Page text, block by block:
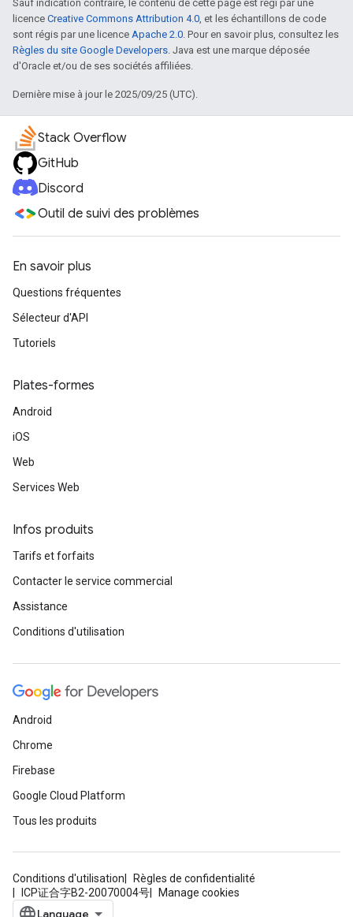
Sauf indication contraire, le contenu de cette page est régi par une
licence Creative Commons Attribution 4.0, et les échantillons de code
sont régis par une licence Apache 2.0. Pour en savoir plus, consultez les
Règles du site Google Developers. Java est une marque déposée
d'Oracle et/ou de ses sociétés affiliées.
Dernière mise à jour le 2025/09/25 (UTC).
Stack Overflow
GitHub
Discord
Outil de suivi des problèmes
En savoir plus
Questions fréquentes
Sélecteur d'API
Tutoriels
Plates-formes
Android
iOS
Web
Services Web
Infos produits
Tarifs et forfaits
Contacter le service commercial
Assistance
Conditions d'utilisation
Android
Chrome
Firebase
Google Cloud Platform
Tous les produits
Conditions d'utilisation
Règles de confidentialité
ICP证合字B2-20070004号
Manage cookies